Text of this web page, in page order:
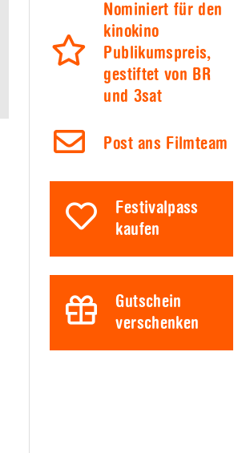
Nominiert für den
kinokino
Publikumspreis,
gestiftet von BR
und 3sat
Post ans Filmteam
Festivalpass
kaufen
Gutschein
verschenken